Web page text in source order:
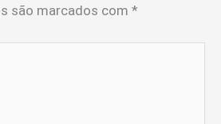
são marcados com *